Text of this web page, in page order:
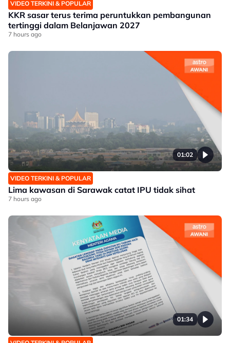
VIDEO TERKINI & POPULAR
KKR sasar terus terima peruntukkan pembangunan
tertinggi dalam Belanjawan 2027
7 hours ago
01:02
VIDEO TERKINI & POPULAR
Lima kawasan di Sarawak catat IPU tidak sihat
7 hours ago
01:34